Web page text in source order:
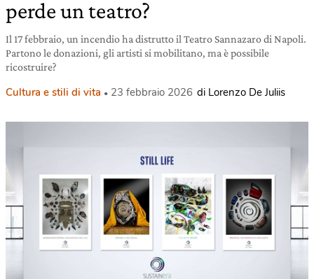
perde un teatro?
Il 17 febbraio, un incendio ha distrutto il Teatro Sannazaro di Napoli.
Partono le donazioni, gli artisti si mobilitano, ma è possibile
ricostruire?
Cultura e stili di vita 23 febbraio 2026 di Lorenzo De Juliis